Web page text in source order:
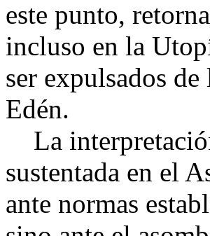
este punto,
incluso en la
ser expulsados
Edén.
La
sustentada en el
ante normas